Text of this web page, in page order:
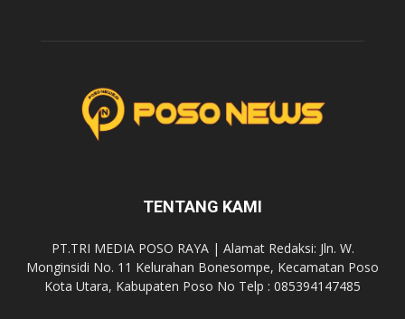
TENTANG KAMI
PT.TRI MEDIA POSO RAYA | Alamat Redaksi: Jln. W.
Monginsidi No. 11 Kelurahan Bonesompe, Kecamatan Poso
Kota Utara, Kabupaten Poso No Telp : 085394147485